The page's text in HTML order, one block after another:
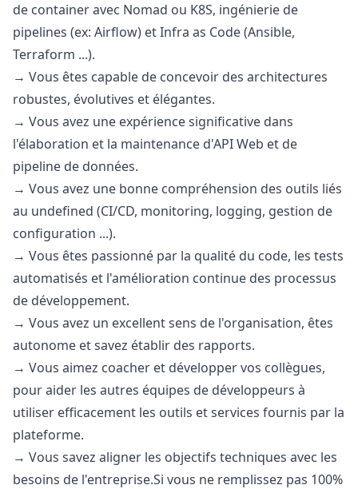
de container avec Nomad ou K8S, ingénierie de
pipelines (ex: Airflow) et Infra as Code (Ansible,
Terraform ...).
→ Vous êtes capable de concevoir des architectures
robustes, évolutives et élégantes.
→ Vous avez une expérience significative dans
l'élaboration et la maintenance d'API Web et de
pipeline de données.
→ Vous avez une bonne compréhension des outils liés
au undefined (CI/CD, monitoring, logging, gestion de
configuration ...).
→ Vous êtes passionné par la qualité du code, les tests
automatisés et l'amélioration continue des processus
de développement.
→ Vous avez un excellent sens de l'organisation, êtes
autonome et savez établir des rapports.
→ Vous aimez coacher et développer vos collègues,
pour aider les autres équipes de développeurs à
utiliser efficacement les outils et services fournis par la
plateforme.
→ Vous savez aligner les objectifs techniques avec les
besoins de l'entreprise.Si vous ne remplissez pas 100%